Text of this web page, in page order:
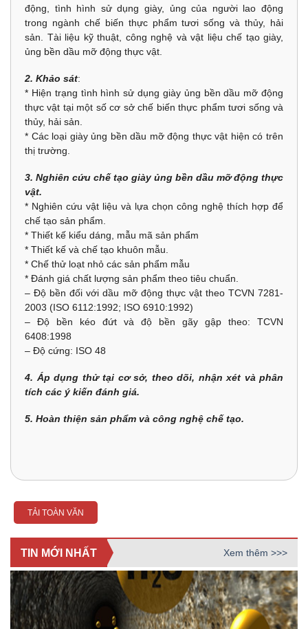
động, tình hình sử dụng giày, ủng của người lao động
trong ngành chế biến thực phẩm tươi sống và thủy, hải
sản. Tài liệu kỹ thuật, công nghệ và vật liệu chế tạo giày,
ủng bền dầu mỡ động thực vật.
2. Khảo sát:
* Hiện trạng tình hình sử dụng giày ủng bền dầu mỡ động
thực vật tại một số cơ sở chế biến thực phẩm tươi sống và
thủy, hải sản.
* Các loại giày ủng bền dầu mỡ động thực vật hiện có trên
thị trường.
3. Nghiên cứu chế tạo giày ủng bền dầu mỡ động thực
vật.
* Nghiên cứu vật liệu và lựa chọn công nghệ thích hợp để
chế tạo sản phẩm.
* Thiết kế kiểu dáng, mẫu mã sản phẩm
* Thiết kế và chế tạo khuôn mẫu.
* Chế thử loạt nhỏ các sản phẩm mẫu
* Đánh giá chất lượng sản phẩm theo tiêu chuẩn.
– Độ bền đối với dầu mỡ động thực vật theo TCVN 7281-
2003 (ISO 6112:1992; ISO 6910:1992)
– Độ bền kéo đứt và độ bền gãy gập theo: TCVN
6408:1998
– Độ cứng: ISO 48
4. Áp dụng thử tại cơ sở, theo dõi, nhận xét và phân
tích các ý kiến đánh giá.
5. Hoàn thiện sản phẩm và công nghệ chế tạo.
TẢI TOÀN VĂN
TIN MỚI NHẤT Xem thêm >>>